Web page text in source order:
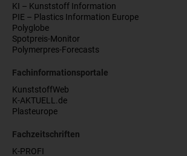
KI – Kunststoff Information
PIE – Plastics Information Europe
Polyglobe
Spotpreis-Monitor
Polymerpres-Forecasts
Fachinformationsportale
KunststoffWeb
K-AKTUELL.de
Plasteurope
Fachzeitschriften
K-PROFI